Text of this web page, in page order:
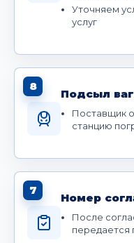
Уточняем
услуг
8
Подсыл
Поставщик
станцию
7
Номер
После
передается